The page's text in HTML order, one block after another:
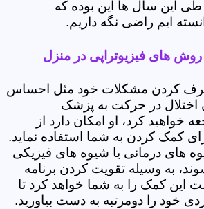
این سال ها این بوده که
ایم راضی نگه داریم.
روش های فیزیوتراپی در منزل
کردن مشکلات خود مثل احساس
اختلال در حرکت به پزشک
خواهید کرد، او امکان دارد از
کمک کردن به شما استفاده نماید.
های درمانی یا شیوه های فیزیکی
به وسیله تقویت کردن برنامه
این کمک را به شما خواهد کرد تا
خود را دومرتبه به دست بیاورید.